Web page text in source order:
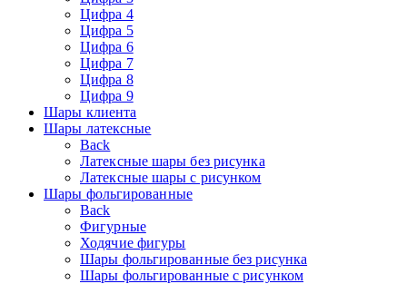
Цифра 4
Цифра 5
Цифра 6
Цифра 7
Цифра 8
Цифра 9
Шары клиента
Шары латексные
Back
Латексные шары без рисунка
Латексные шары с рисунком
Шары фольгированные
Back
Фигурные
Ходячие фигуры
Шары фольгированные без рисунка
Шары фольгированные с рисунком